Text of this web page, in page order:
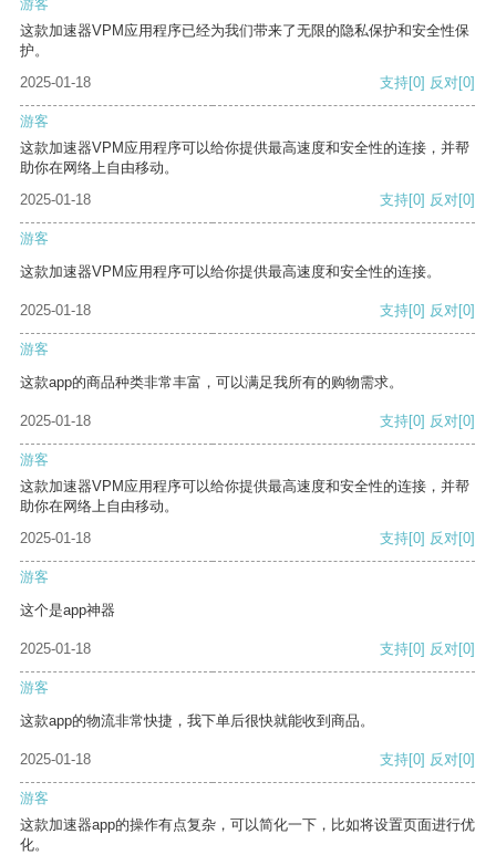
游客
这款加速器VPM应用程序已经为我们带来了无限的隐私保护和安全性保
护。
2025-01-18
支持[0] 反对[0]
游客
这款加速器VPM应用程序可以给你提供最高速度和安全性的连接，并帮
助你在网络上自由移动。
2025-01-18
支持[0] 反对[0]
游客
这款加速器VPM应用程序可以给你提供最高速度和安全性的连接。
2025-01-18 支持[0] 反对[0]
游客
这款app的商品种类非常丰富，可以满足我所有的购物需求。
2025-01-18 支持[0] 反对[0]
游客
这款加速器VPM应用程序可以给你提供最高速度和安全性的连接，并帮
助你在网络上自由移动。
2025-01-18
支持[0] 反对[0]
游客
这个是app神器
2025-01-18 支持[0] 反对[0]
游客
这款app的物流非常快捷，我下单后很快就能收到商品。
2025-01-18 支持[0] 反对[0]
游客
这款加速器app的操作有点复杂，可以简化一下，比如将设置页面进行优
化。